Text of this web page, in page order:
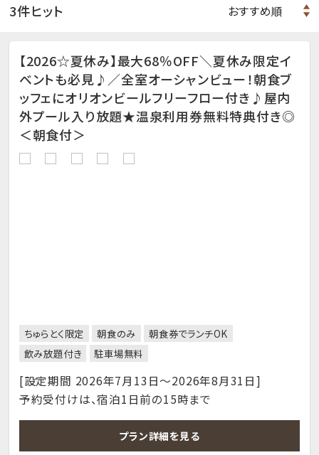
3件ヒット
【2026☆夏休み】最大68％OFF＼夏休み限定イ
ベントも必見♪／全室オーシャンビュー！朝食ブ
ッフェにオリオンビールフリーフロー付き♪屋内
外プール入り放題★温泉利用券無料特典付き◎
＜朝食付＞
ちゅらとく限定 朝食のみ
朝食券でランチOK
飲み放題付き
駐車場無料
[設定期間 2026年7月13日～2026年8月31日]
予約受付けは、宿泊1日前の15時まで
プラン詳細を見る